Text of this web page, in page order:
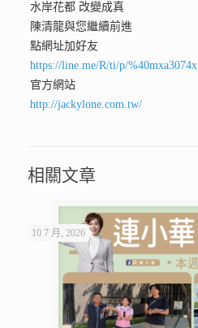
水岸花都 改變成真
陳清龍與您繼續前進
點網址加好友
https://line.me/R/ti/p/%40mxa3074x
官方網站
http://jackylone.com.tw/
相關文章
10 7 月, 2026